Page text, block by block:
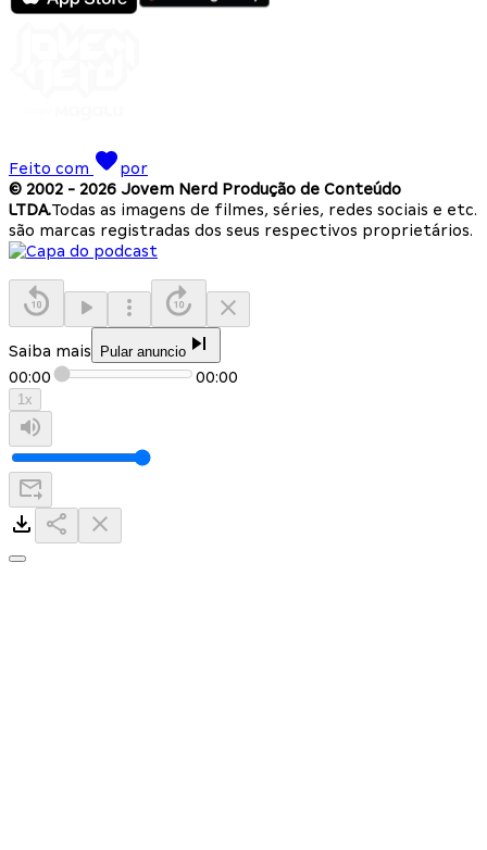
Feito com
por
© 2002 - 2026 Jovem Nerd Produção de Conteúdo
LTDA.Todas as imagens de filmes, séries, redes sociais e etc.
são marcas registradas dos seus respectivos proprietários.
Saiba mais Pular anuncio
00:00 00:00
1x